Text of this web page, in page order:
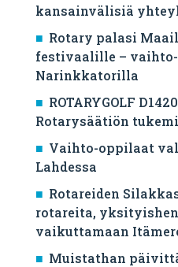
kansainvälisiä
Rotary palasi
festivaalille –
Narinkkatorilla
ROTARYGOLF
Rotarysäätiön
Vaihto-oppilaat
Lahdessa
Rotareiden
rotareita,
vaikuttamaan
Muistathan